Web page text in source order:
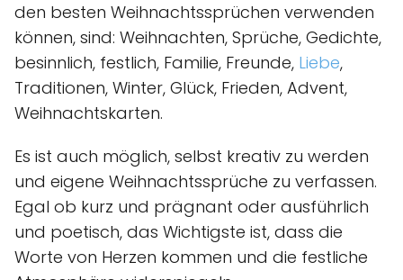
den besten Weihnachtssprüchen verwenden
können, sind: Weihnachten, Sprüche, Gedichte,
besinnlich, festlich, Familie, Freunde, Liebe,
Traditionen, Winter, Glück, Frieden, Advent,
Weihnachtskarten.
Es ist auch möglich, selbst kreativ zu werden
und eigene Weihnachtssprüche zu verfassen.
Egal ob kurz und prägnant oder ausführlich
und poetisch, das Wichtigste ist, dass die
Worte von Herzen kommen und die festliche